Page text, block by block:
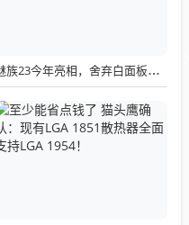
魅族23今年亮相，舍弃白面板设计，白面板手机成绝版传统